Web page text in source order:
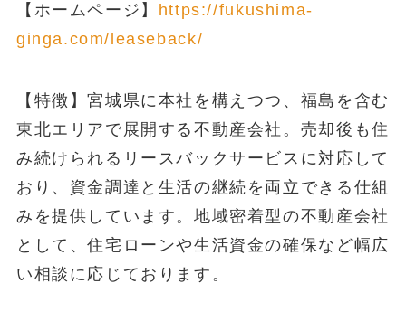
【ホームページ】
https://fukushima-
ginga.com/leaseback/
【特徴】宮城県に本社を構えつつ、福島を含む
東北エリアで展開する不動産会社。売却後も住
み続けられるリースバックサービスに対応して
おり、資金調達と生活の継続を両立できる仕組
みを提供しています。地域密着型の不動産会社
として、住宅ローンや生活資金の確保など幅広
い相談に応じております。